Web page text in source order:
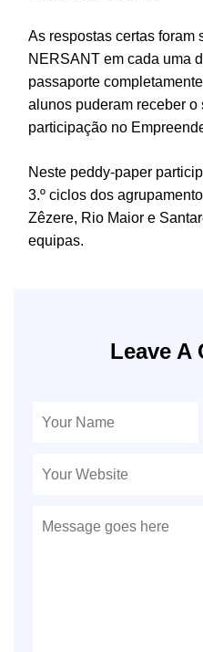
As respostas certas foram
NERSANT em cada uma
passaporte
alunos puderam receber o
participação no
Neste peddy-paper
3.º ciclos dos
Zêzere, Rio Maior e
equipas.
Leave A